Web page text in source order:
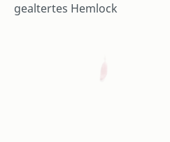
gealtertes Hemlock